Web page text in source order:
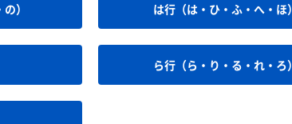
） は行（は・ひ・ふ・へ・ほ）
ら行（ら・り・る・れ・ろ）